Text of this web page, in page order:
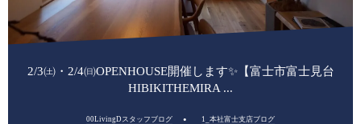
2/3㈯・2/4㈰OPENHOUSE開催します✨【富士市富士見台
HIBIKITHEMIRA ...
00LivingDスタッフブログ 1_本社富士支店ブログ